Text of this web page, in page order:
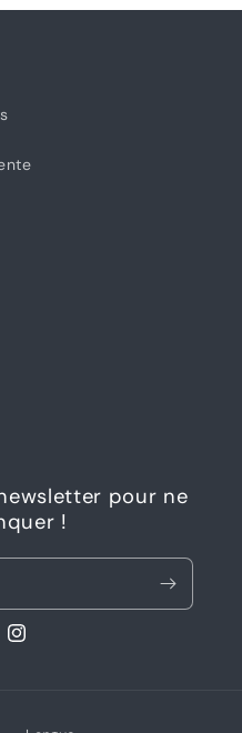
pour ne
!
Instagram